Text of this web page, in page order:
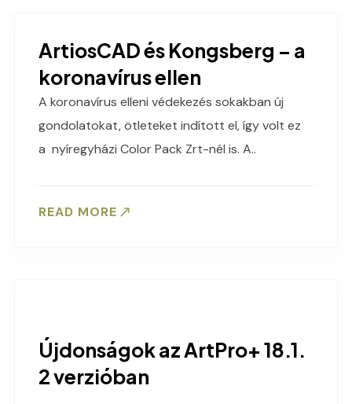
ArtiosCAD és Kongsberg – a
koronavírus ellen
A koronavírus elleni védekezés sokakban új
gondolatokat, ötleteket indított el, így volt ez
a nyíregyházi Color Pack Zrt-nél is. A..
READ MORE
Újdonságok az ArtPro+ 18.1.
2 verzióban